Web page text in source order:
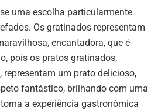
uma escolha particularmente
Os gratinados representam
encantadora, que é
pois os pratos gratinados,
um prato delicioso,
fantástico, brilhando com uma
a experiência gastronómica